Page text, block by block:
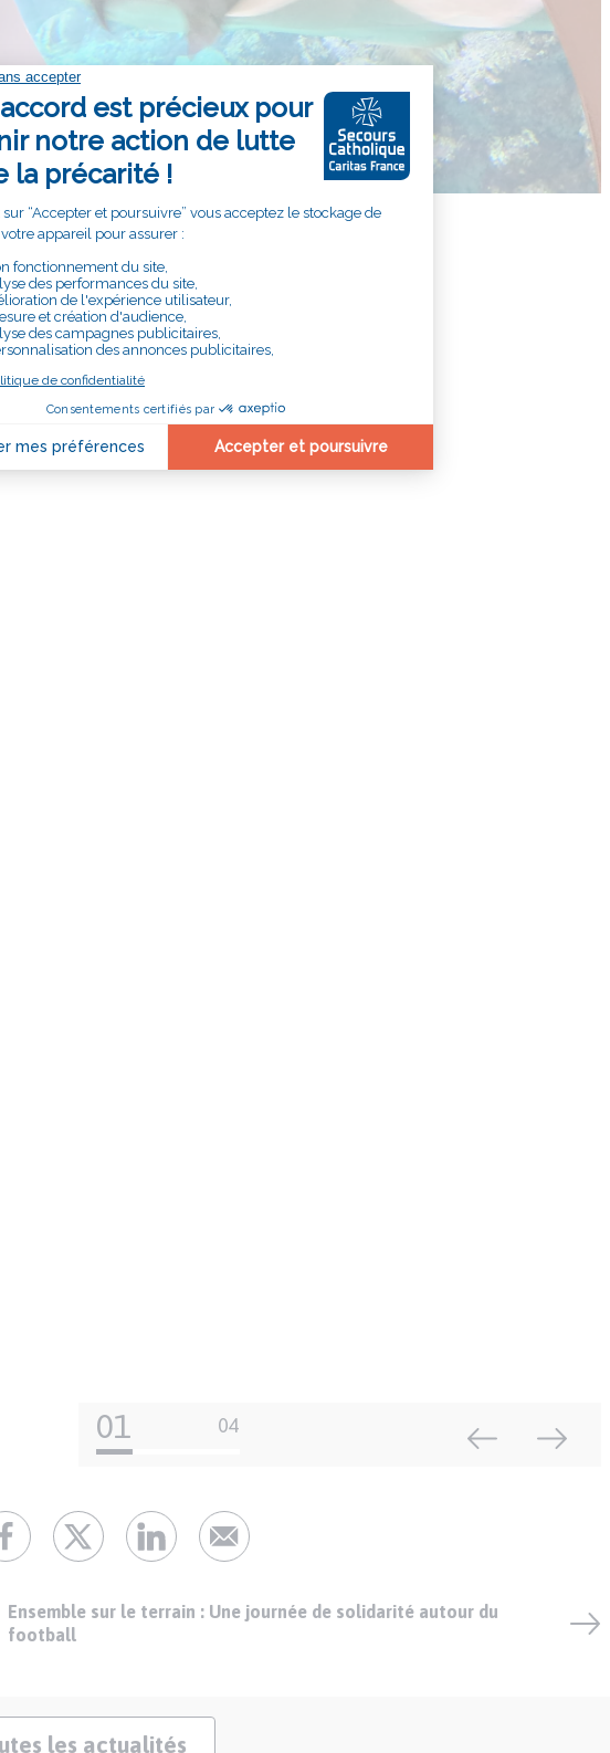
01 04
Ensemble sur le terrain : Une journée de solidarité autour du
football
les actualités